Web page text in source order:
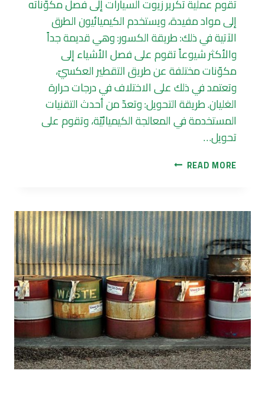
تقوم عملية تكرير زيوت السيارات إلى فصل مكوّناته
إلى مواد مفيدة، ويستخدم الكيميائيون الطرق
الآتية في ذلك: طريقة الكسور: وهي قديمة جداً
والأكثر شيوعاً تقوم على فصل الأشياء إلى
مكوّنات مختلفة عن طريق التقطير العكسيّ،
وتعتمد في ذلك على الاختلاف في درجات حرارة
الغليان. طريقة التحويل: وتعدّ من أحدث التقنيات
المستخدمة في المعالجة الكيميائيّة، وتقوم على
تحويل…
READ MORE تكرير